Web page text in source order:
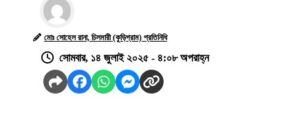
মোঃ সোহেল রানা, চিলমারী (কুড়িগ্রাম) প্রতিনিধি
সোমবার, ১৪ জুলাই ২০২৫ - ৪:০৮ অপরাহ্ন